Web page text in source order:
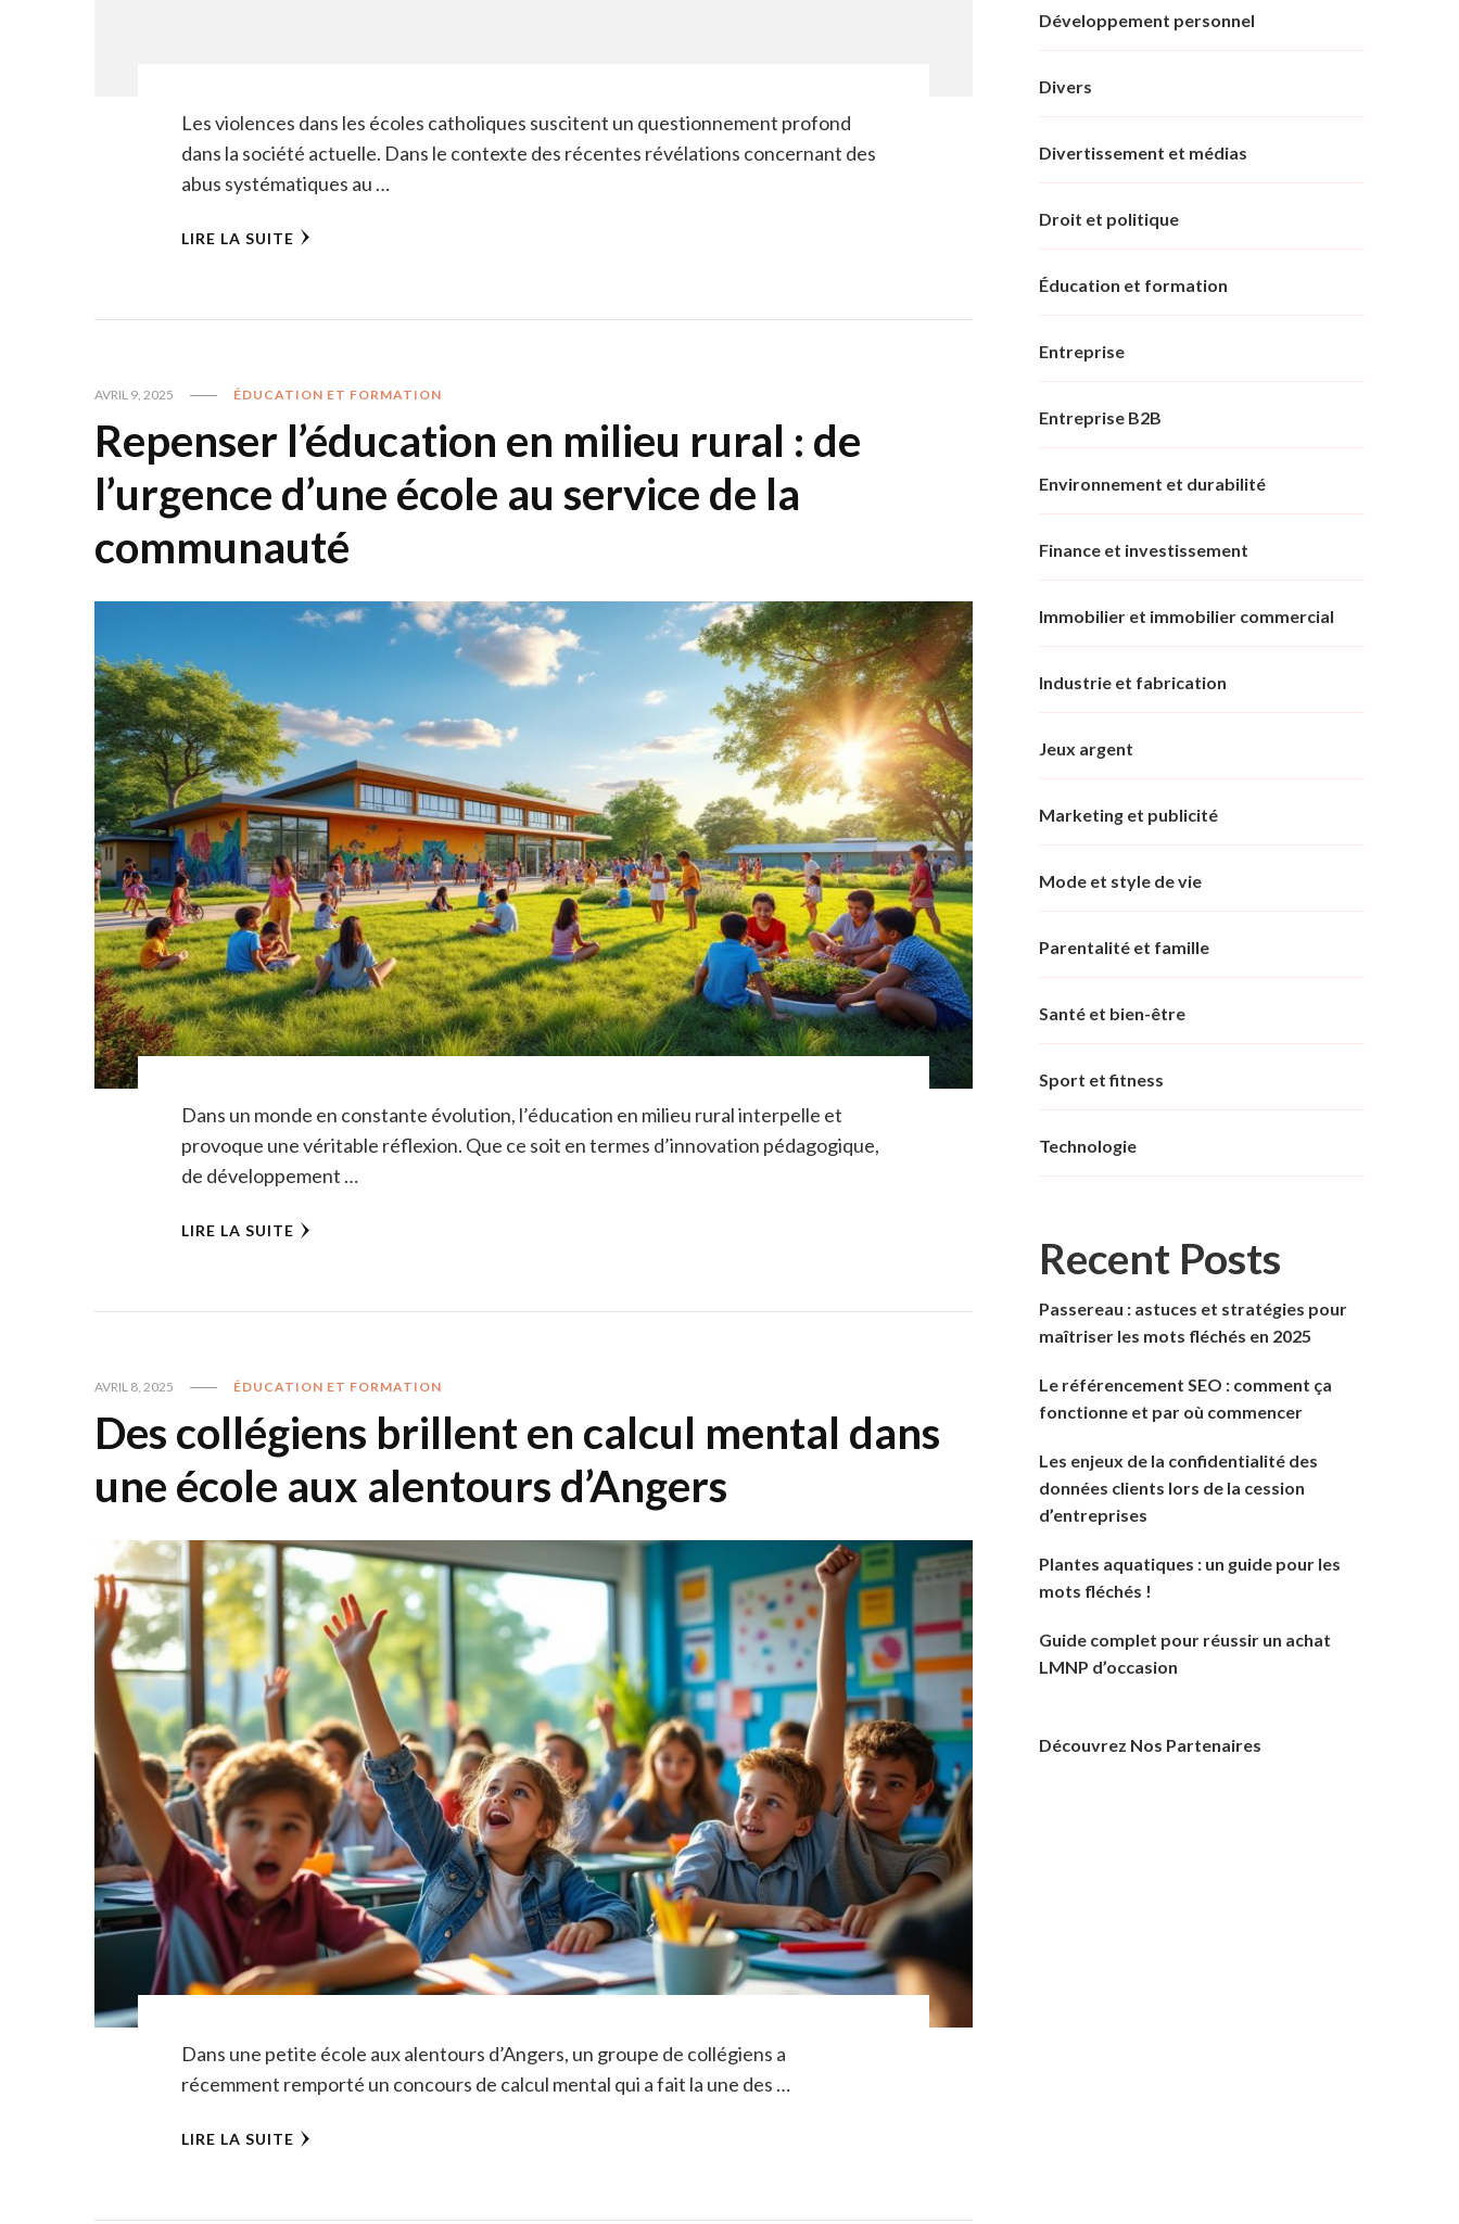
Les violences dans les écoles catholiques suscitent un questionnement profond
dans la société actuelle. Dans le contexte des récentes révélations concernant des
abus systématiques au …
LIRE LA SUITE
AVRIL 9, 2025 ÉDUCATION ET FORMATION
Repenser l’éducation en milieu rural : de
l’urgence d’une école au service de la
communauté
Dans un monde en constante évolution, l’éducation en milieu rural interpelle et
provoque une véritable réflexion. Que ce soit en termes d’innovation pédagogique,
de développement …
LIRE LA SUITE
AVRIL 8, 2025 ÉDUCATION ET FORMATION
Des collégiens brillent en calcul mental dans
une école aux alentours d’Angers
Dans une petite école aux alentours d’Angers, un groupe de collégiens a
récemment remporté un concours de calcul mental qui a fait la une des …
LIRE LA SUITE
Développement personnel
Divers
Divertissement et médias
Droit et politique
Éducation et formation
Entreprise
Entreprise B2B
Environnement et durabilité
Finance et investissement
Immobilier et immobilier commercial
Industrie et fabrication
Jeux argent
Marketing et publicité
Mode et style de vie
Parentalité et famille
Santé et bien-être
Sport et fitness
Technologie
Recent Posts
Passereau : astuces et stratégies pour
maîtriser les mots fléchés en 2025
Le référencement SEO : comment ça
fonctionne et par où commencer
Les enjeux de la confidentialité des
données clients lors de la cession
d’entreprises
Plantes aquatiques : un guide pour les
mots fléchés !
Guide complet pour réussir un achat
LMNP d’occasion
Découvrez Nos Partenaires